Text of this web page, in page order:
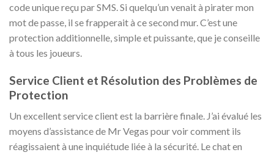
code unique reçu par SMS. Si quelqu’un venait à pirater mon
mot de passe, il se frapperait à ce second mur. C’est une
protection additionnelle, simple et puissante, que je conseille
à tous les joueurs.
Service Client et Résolution des Problèmes de
Protection
Un excellent service client est la barrière finale. J’ai évalué les
moyens d’assistance de Mr Vegas pour voir comment ils
réagissaient à une inquiétude liée à la sécurité. Le chat en